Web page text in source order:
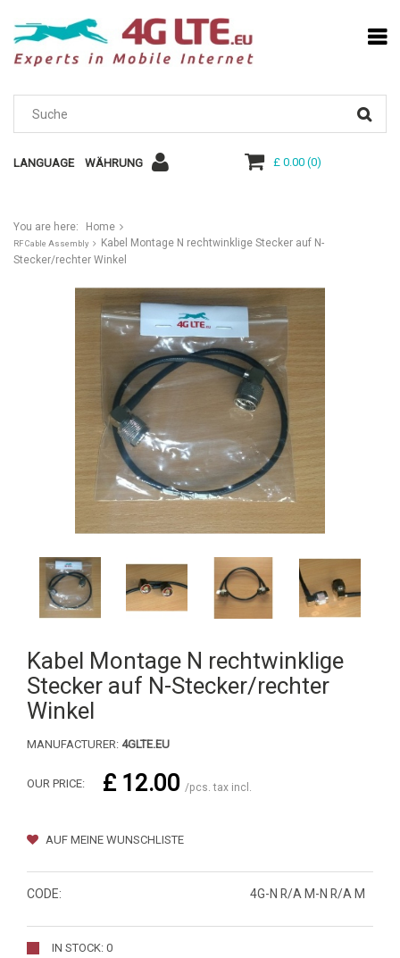
LANGUAGE WÄHRUNG £ 0.00(0)
You are here: Home
RF Cable Assembly
Kabel Montage N rechtwinklige Stecker auf N-
Stecker/rechter Winkel
Kabel Montage N rechtwinklige
Stecker auf N-Stecker/rechter
Winkel
MANUFACTURER: 4GLTE.EU
OUR PRICE: £ 12.00 /pcs. tax incl.
AUF MEINE WUNSCHLISTE
CODE: 4G-N R/A M-N R/A M
IN STOCK: 0